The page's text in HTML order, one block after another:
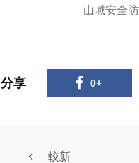
山域安全
分享 0+
較新